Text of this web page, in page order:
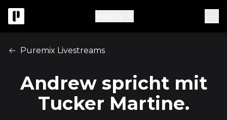
Puremix Livestreams
Andrew spricht mit
Tucker Martine.